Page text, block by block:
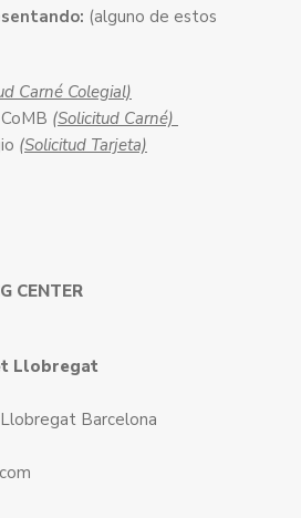
(alguno de estos
Carné Colegial)
(Solicitud Carné)
(Solicitud Tarjeta)
CENTER
Llobregat
Barcelona